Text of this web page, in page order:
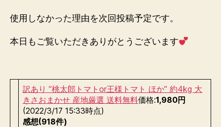
使用しなかった理由を次回投稿予定です。
本日もご覧いただきありがとうございます
訳あり ”桃太郎トマトor王様トマト ほか” 約4kg 大
きさおまかせ 産地厳選 送料無料価格:1,980円
(2022/3/17 15:33時点)
感想(918件)